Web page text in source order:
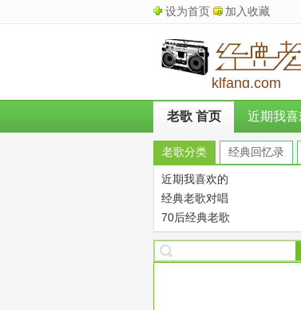
设为首页 加入收藏
klfang.com
老歌 首页 近期我喜
老歌分类 经典回忆录
近期我喜欢的
经典老歌对唱
70后经典老歌